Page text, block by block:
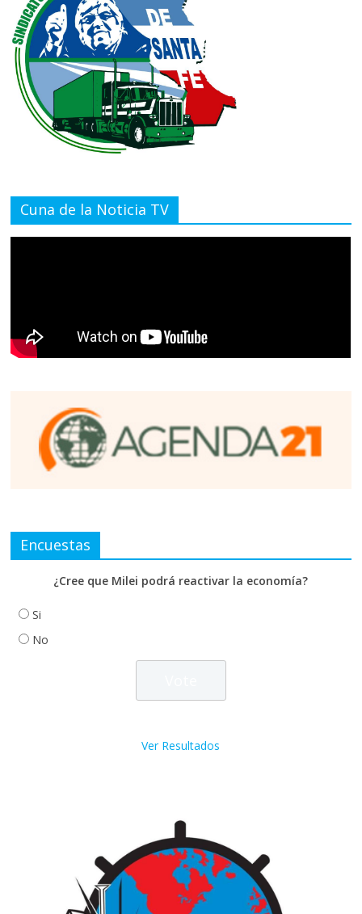
Cuna de la Noticia TV
Encuestas
¿Cree que Milei podrá reactivar la economía?
Si
No
Ver Resultados